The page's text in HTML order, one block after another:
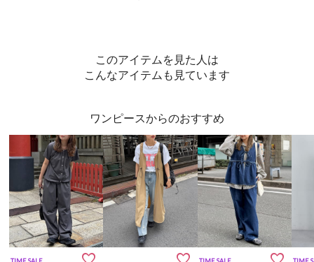
このアイテムを見た人は
こんなアイテムも見ています
ワンピースからのおすすめ